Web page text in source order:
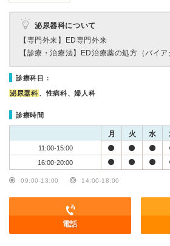
泌尿器科について
【専門外来】
ED専門外来
【診療・治療法】
ED治療薬の処方（バイア
診療科目：
泌尿器科 、性病科、婦人科
診療時間
月 火 水
11:00-15:00
16:00-20:00
09:00-13:00 14:00-18:00
電話